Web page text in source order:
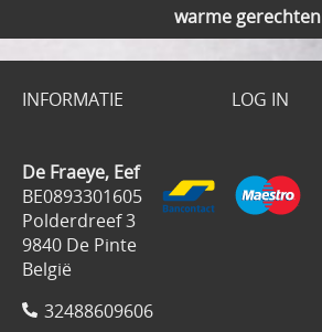
warme gerechten
INFORMATIE LOG IN
De Fraeye, Eef
BE0893301605
Polderdreef 3
9840 De Pinte
België
32488609606